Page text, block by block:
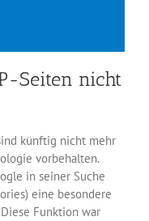
Seiten nicht
künftig nicht mehr
vorbehalten.
in seiner Suche
eine besondere
Funktion war